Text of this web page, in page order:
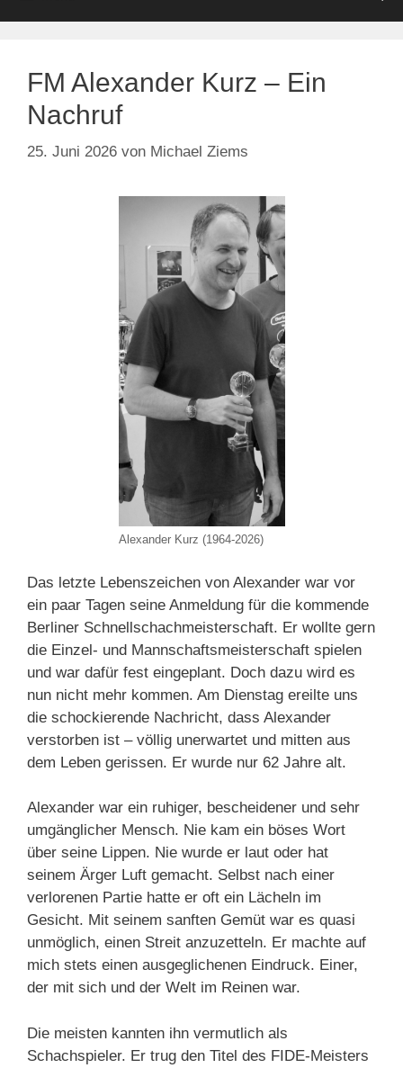
FM Alexander Kurz – Ein
Nachruf
25. Juni 2026 von Michael Ziems
Alexander Kurz (1964-2026)
Das letzte Lebenszeichen von Alexander war vor
ein paar Tagen seine Anmeldung für die kommende
Berliner Schnellschachmeisterschaft. Er wollte gern
die Einzel- und Mannschaftsmeisterschaft spielen
und war dafür fest eingeplant. Doch dazu wird es
nun nicht mehr kommen. Am Dienstag ereilte uns
die schockierende Nachricht, dass Alexander
verstorben ist – völlig unerwartet und mitten aus
dem Leben gerissen. Er wurde nur 62 Jahre alt.
Alexander war ein ruhiger, bescheidener und sehr
umgänglicher Mensch. Nie kam ein böses Wort
über seine Lippen. Nie wurde er laut oder hat
seinem Ärger Luft gemacht. Selbst nach einer
verlorenen Partie hatte er oft ein Lächeln im
Gesicht. Mit seinem sanften Gemüt war es quasi
unmöglich, einen Streit anzuzetteln. Er machte auf
mich stets einen ausgeglichenen Eindruck. Einer,
der mit sich und der Welt im Reinen war.
Die meisten kannten ihn vermutlich als
Schachspieler. Er trug den Titel des FIDE-Meisters